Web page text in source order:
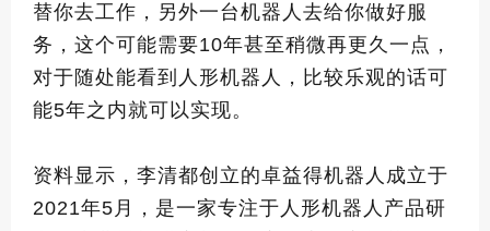
替你去工作，另外一台机器人去给你做好服
务，这个可能需要10年甚至稍微再更久一点 ，
对于随处能看到人形机器人，比较乐观的话可
能5年之内就可以实现。
资料显示，李清都创立的卓益得机器人成立于
2021年5月，是一家专注于人形机器人产品研